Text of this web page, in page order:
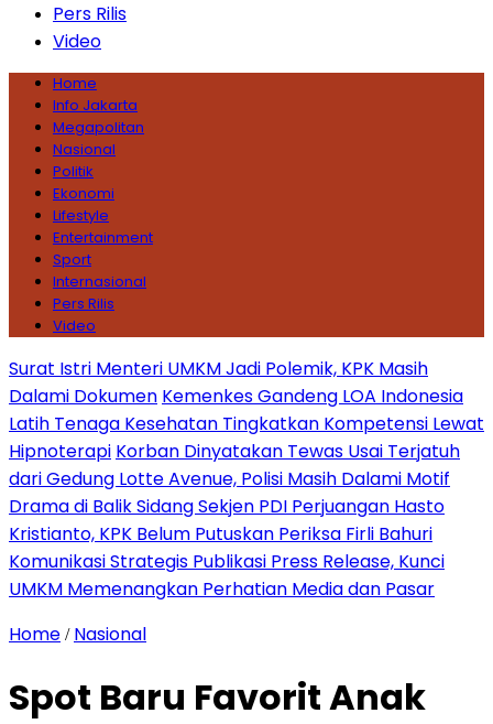
Pers Rilis
Video
Home
Info Jakarta
Megapolitan
Nasional
Politik
Ekonomi
Lifestyle
Entertainment
Sport
Internasional
Pers Rilis
Video
Surat Istri Menteri UMKM Jadi Polemik, KPK Masih
Dalami Dokumen Kemenkes Gandeng LOA Indonesia
Latih Tenaga Kesehatan Tingkatkan Kompetensi Lewat
Hipnoterapi Korban Dinyatakan Tewas Usai Terjatuh
dari Gedung Lotte Avenue, Polisi Masih Dalami Motif
Drama di Balik Sidang Sekjen PDI Perjuangan Hasto
Kristianto, KPK Belum Putuskan Periksa Firli Bahuri
Komunikasi Strategis Publikasi Press Release, Kunci
UMKM Memenangkan Perhatian Media dan Pasar
Home / Nasional
Spot Baru Favorit Anak